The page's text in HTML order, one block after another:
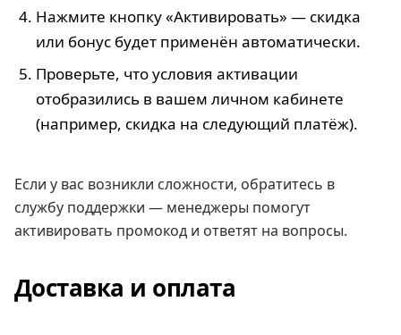
Нажмите кнопку «Активировать» — скидка
или бонус будет применён автоматически.
Проверьте, что условия активации
отобразились в вашем личном кабинете
(например, скидка на следующий платёж).
Если у вас возникли сложности, обратитесь в
службу поддержки — менеджеры помогут
активировать промокод и ответят на вопросы.
Доставка и оплата